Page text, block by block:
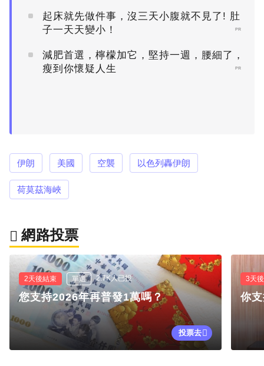
起床就先做件事，沒三天小腹就不見了! 肚
子一天天變小！
PR
減肥首選，檸檬加它，堅持一週，腰細了，
瘦到你懷疑人生
PR
伊朗 美國 空襲 以色列轟伊朗
荷莫茲海峽
網路投票
2天後結束 單選 2.7K人已投
您支持2026年再普發1萬嗎？
投票去
3天
你